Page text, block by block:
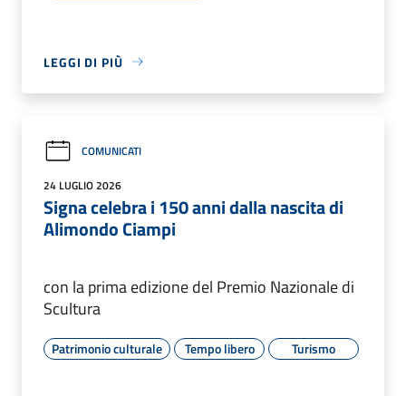
LEGGI DI PIÙ
COMUNICATI
24 LUGLIO 2026
Signa celebra i 150 anni dalla nascita di
Alimondo Ciampi
con la prima edizione del Premio Nazionale di
Scultura
Patrimonio culturale Tempo libero Turismo